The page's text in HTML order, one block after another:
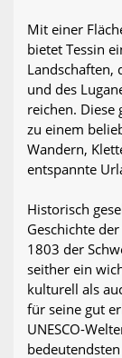
Mit einer
bietet Tessin
Landschaften,
und des
reichen. Diese
zu einem
Wandern,
entspannte
Historisch
Geschichte
1803 der
seither ein
kulturell als
für seine gut
UNESCO-